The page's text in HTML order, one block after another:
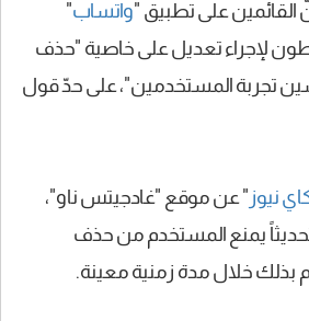
القائمين على تطبيق "واتساب"
لإجراء تعديل على خاصية "حذف
تجربة المستخدمين"، على حدّ قول
نيوز " عن موقع "غادجيتس ناو"،
يمنع المستخدم من حذف
بذلك خلال مدة زمنية معينة.